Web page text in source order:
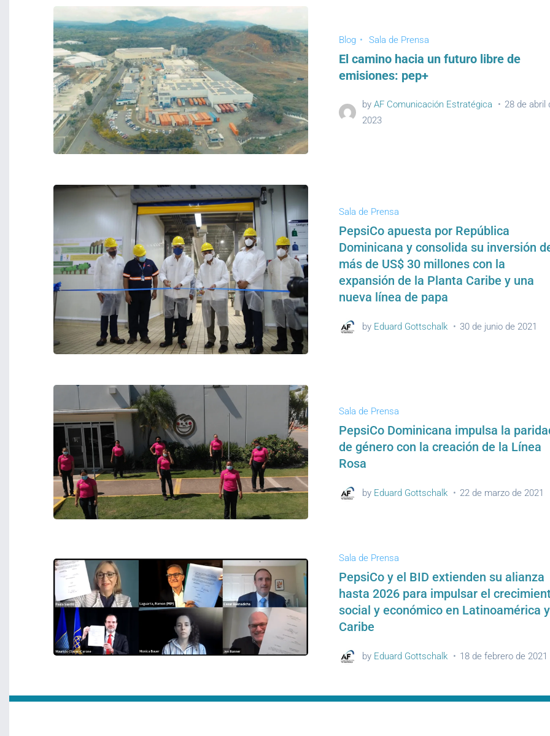
Blog Sala de Prensa
El camino hacia un futuro libre de
emisiones: pep+
by AF Comunicación Estratégica
28 de abril
2023
Sala de Prensa
PepsiCo apuesta por República
Dominicana y consolida su inversión
más de US$ 30 millones con la
expansión de la Planta Caribe y una
nueva línea de papa
by Eduard Gottschalk 30 de junio de 2021
Sala de Prensa
PepsiCo Dominicana impulsa la
de género con la creación de la Línea
Rosa
by Eduard Gottschalk 22 de marzo de 2021
Sala de Prensa
PepsiCo y el BID extienden su alianza
hasta 2026 para impulsar el
social y económico en Latinoamérica
Caribe
by Eduard Gottschalk 18 de febrero de 2021